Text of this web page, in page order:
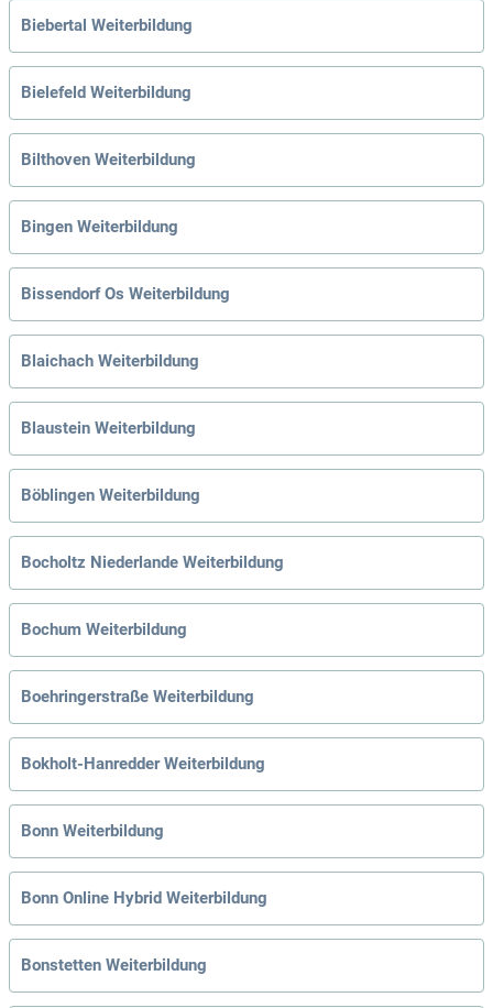
Biebertal Weiterbildung
Bielefeld Weiterbildung
Bilthoven Weiterbildung
Bingen Weiterbildung
Bissendorf Os Weiterbildung
Blaichach Weiterbildung
Blaustein Weiterbildung
Böblingen Weiterbildung
Bocholtz Niederlande Weiterbildung
Bochum Weiterbildung
Boehringerstraße Weiterbildung
Bokholt-Hanredder Weiterbildung
Bonn Weiterbildung
Bonn Online Hybrid Weiterbildung
Bonstetten Weiterbildung